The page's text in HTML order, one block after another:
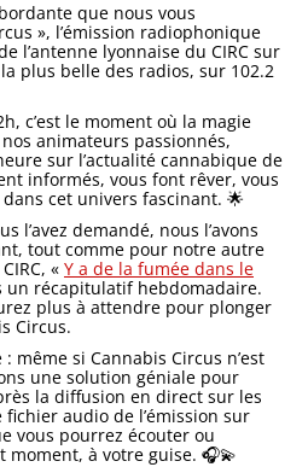
que nous vous
», l’émission radiophonique
l’antenne lyonnaise du CIRC sur
plus belle des radios, sur 102.2
c’est le moment où la magie
animateurs passionnés,
sur l’actualité cannabique de
informés, vous font rêver, vous
cet univers fascinant. 🌟
l’avez demandé, nous l’avons
tout comme pour notre autre
« Y a de la fumée dans le
un récapitulatif hebdomadaire.
plus à attendre pour plonger
Circus.
même si Cannabis Circus n’est
une solution géniale pour
la diffusion en direct sur les
audio de l’émission sur
vous pourrez écouter ou
moment, à votre guise. 🎧💫